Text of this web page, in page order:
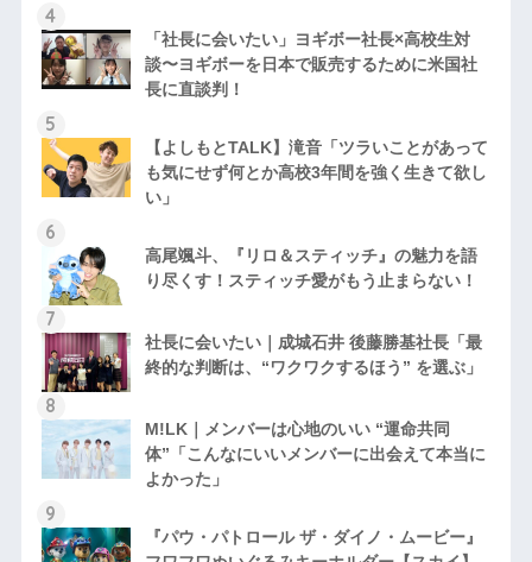
「社長に会いたい」ヨギボー社長×高校生対
談〜ヨギボーを日本で販売するために米国社
長に直談判！
【よしもとTALK】滝音「ツラいことがあって
も気にせず何とか高校3年間を強く生きて欲し
い」
高尾颯斗、『リロ＆スティッチ』の魅力を語
り尽くす！スティッチ愛がもう止まらない！
社長に会いたい｜成城石井 後藤勝基社長「最
終的な判断は、“ワクワクするほう” を選ぶ」
M!LK｜メンバーは心地のいい “運命共同
体”「こんなにいいメンバーに出会えて本当に
よかった」
『パウ・パトロール ザ・ダイノ・ムービー』